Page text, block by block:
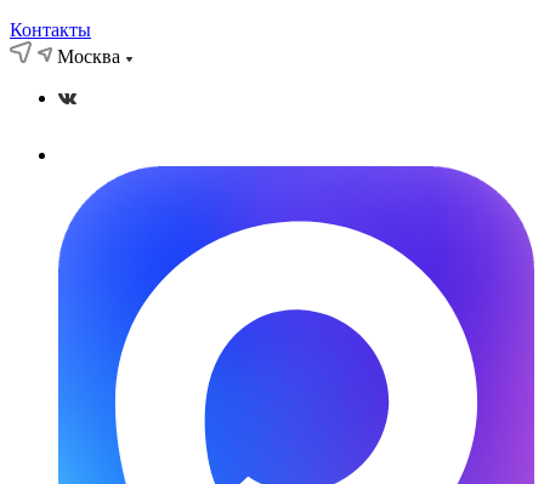
Контакты
Москва